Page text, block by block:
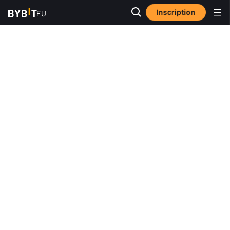
Inscription